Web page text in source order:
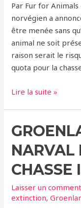
Par Fur for
norvégien a
être menée sans
animal ne soit
raison serait le
quota pour la
La
la
aux
phoques
sans
inspecteurs
du
Lire la suite »
NARVAL
CHASSE
Laisser un
extinction,